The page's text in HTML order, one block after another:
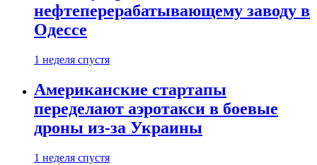
нефтеперерабатывающему заводу в
Одессе
1 неделя спустя
Американские стартапы
переделают аэротакси в боевые
дроны из-за Украины
1 неделя спустя